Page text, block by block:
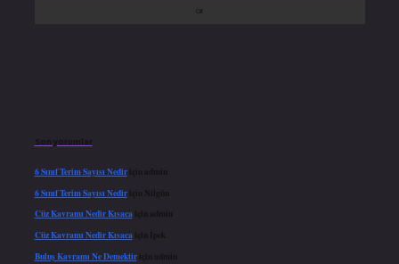
Son yorumlar
6 Sınıf Terim Sayısı Nediriçin admin
6 Sınıf Terim Sayısı Nediriçin Nilgün
Cüz Kavramı Nedir Kısacaiçin admin
Cüz Kavramı Nedir Kısacaiçin
İpek
Buluş Kavramı Ne Demektiriçin admin